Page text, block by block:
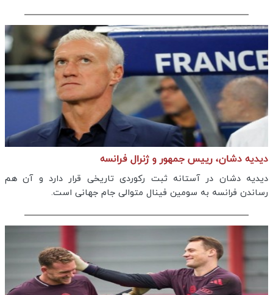
دیدیه دشان، رییس جمهور و ژنرال فرانسه
دیدیه دشان در آستانه ثبت رکوردی تاریخی قرار دارد و آن هم
رساندن فرانسه به سومین فینال متوالی جام جهانی است.